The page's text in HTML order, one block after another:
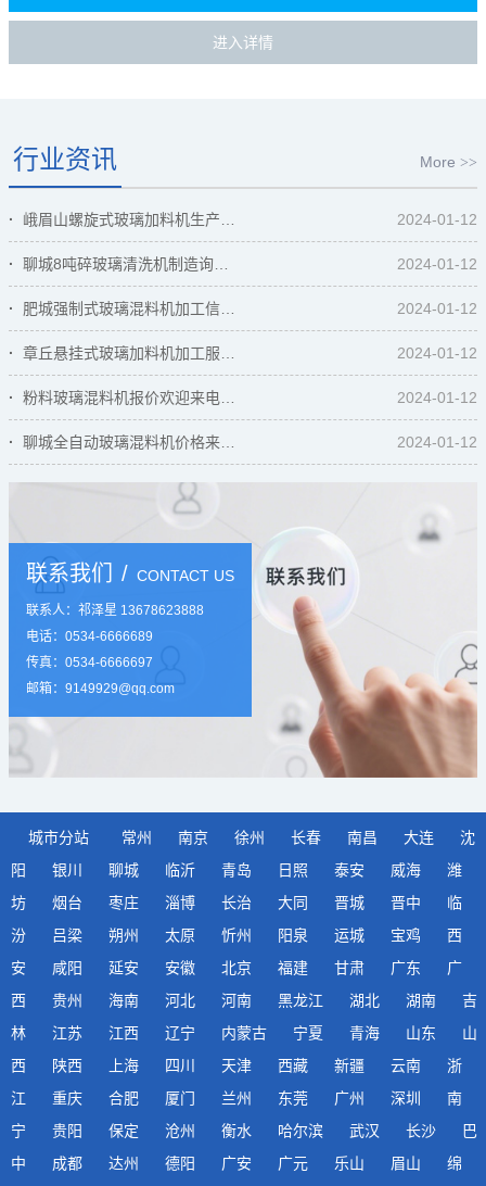
进入详情
行业资讯 More >>
峨眉山螺旋式玻璃加料机生产来电洽谈 鲁... 2024-01-12
聊城8吨碎玻璃清洗机制造询价咨询「宁津... 2024-01-12
肥城强制式玻璃混料机加工信赖推荐「宁津... 2024-01-12
章丘悬挂式玻璃加料机加工服务周到「宁津... 2024-01-12
粉料玻璃混料机报价欢迎来电「宁津鲁冠」 2024-01-12
聊城全自动玻璃混料机价格来电垂询 鲁冠... 2024-01-12
联系我们 / CONTACT US
联系人：祁泽星 13678623888
电话：0534-6666689
传真：0534-6666697
邮箱：9149929@qq.com
城市分站 常州 南京 徐州 长春 南昌 大连
沈
阳
银川 聊城 临沂 青岛 日照 泰安 威海
潍
坊
烟台 枣庄 淄博 长治 大同 晋城 晋中
临
汾
吕梁 朔州 太原 忻州 阳泉 运城 宝鸡
西
安
咸阳 延安 安徽 北京 福建 甘肃 广东
广
西
贵州 海南 河北 河南 黑龙江 湖北 湖南
吉
林
江苏 江西 辽宁 内蒙古 宁夏 青海 山东
山
西
陕西 上海 四川 天津 西藏 新疆 云南
浙
江
重庆 合肥 厦门 兰州 东莞 广州 深圳
南
宁
贵阳 保定 沧州 衡水 哈尔滨 武汉 长沙
巴
中
成都 达州 德阳 广安 广元 乐山 眉山 绵